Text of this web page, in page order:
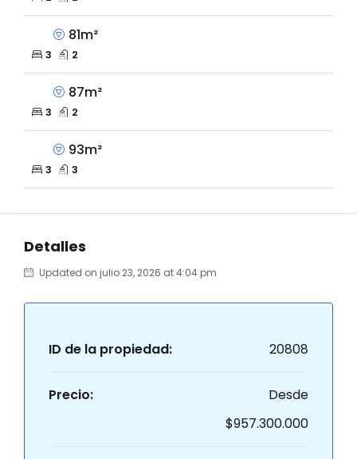
81m²
3 2
87m²
3 2
93m²
3 3
Detalles
Updated on julio 23, 2026 at 4:04 pm
ID de la propiedad: 20808
Precio:
Desde
$957.300.000